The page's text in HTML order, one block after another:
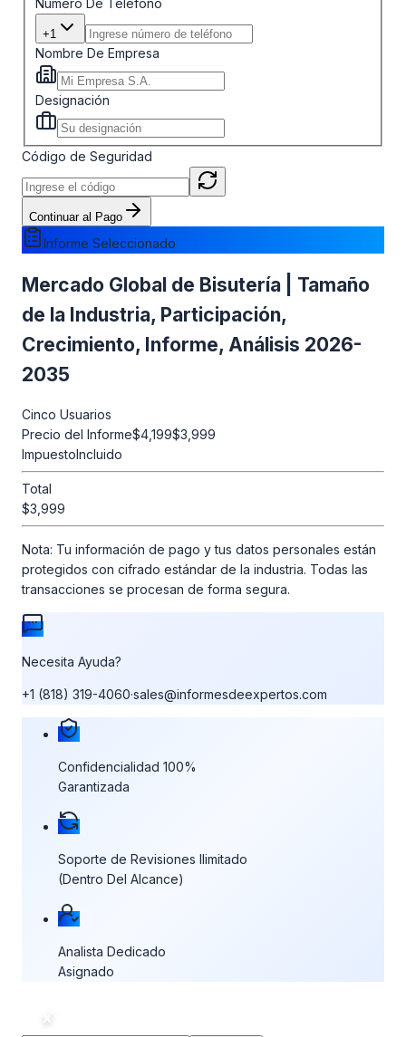
+1
Nombre De Empresa
Designación
Código de Seguridad
Continuar al Pago
Informe Seleccionado
Mercado Global de Bisutería | Tamaño
de la Industria, Participación,
Crecimiento, Informe, Análisis 2026-
2035
Cinco Usuarios
Precio del Informe$4,199$3,999
ImpuestoIncluido
Total
$3,999
Nota: Tu información de pago y tus datos personales están
protegidos con cifrado estándar de la industria. Todas las
transacciones se procesan de forma segura.
Necesita Ayuda?
+1 (818) 319-4060·sales@informesdeexpertos.com
Nuestras garantías de compra
Confidencialidad 100%
Garantizada
Soporte de Revisiones Ilimitado
(Dentro Del Alcance)
Analista Dedicado
Asignado